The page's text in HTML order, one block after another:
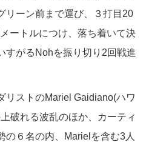
リーン前まで運び、３打目20
ートルにつけ、落ち着いて決
すがるNohを振り切り2回戦進
リストのMariel Gaidiano(ハワ
破れる波乱のほか、カーティ
の６名の内、Marielを含む3人